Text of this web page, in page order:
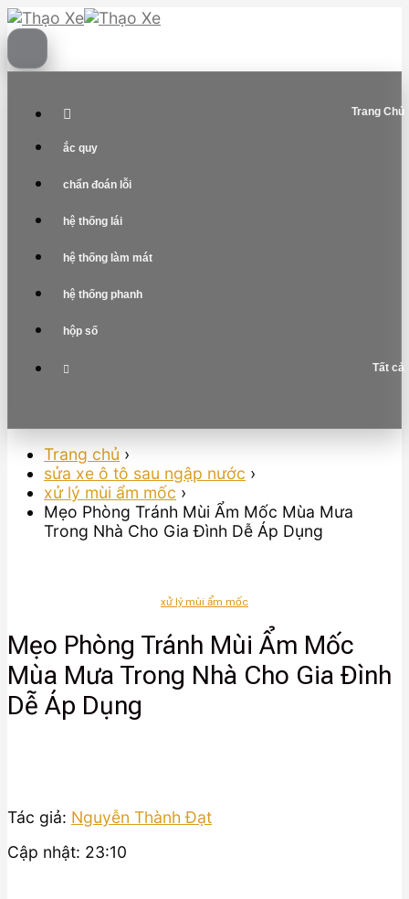
Skip
to
content
Trang Chủ
ắc quy
chẩn đoán lỗi
hệ thống lái
hệ thống làm mát
hệ thống phanh
hộp số
Tất cả
Trang chủ ›
sửa xe ô tô sau ngập nước ›
xử lý mùi ẩm mốc ›
Mẹo Phòng Tránh Mùi Ẩm Mốc Mùa Mưa
Trong Nhà Cho Gia Đình Dễ Áp Dụng
xử lý mùi ẩm mốc
Mẹo Phòng Tránh Mùi Ẩm Mốc
Mùa Mưa Trong Nhà Cho Gia Đình
Dễ Áp Dụng
Tác giả: Nguyễn Thành Đạt
Cập nhật: 23:10